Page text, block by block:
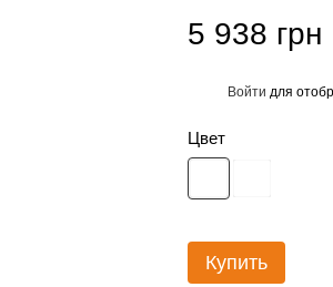
5 938 грн
Войти для
Цвет
Купить